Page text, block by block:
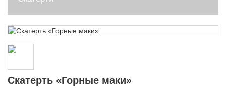
Скатерть «Горные маки»